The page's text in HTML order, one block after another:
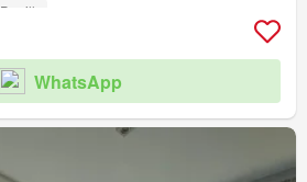
Parrilla
WhatsApp